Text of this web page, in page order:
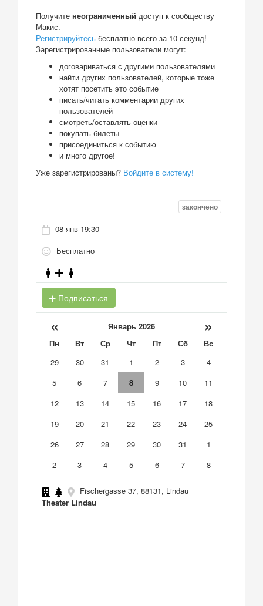
Получите неограниченный доступ к сообществу
Макис.
Регистрируйтесь бесплатно всего за 10 секунд!
Зарегистрированные пользователи могут:
договариваться с другими пользователями
найти других пользователей, которые тоже
хотят посетить это событие
писать/читать комментарии других
пользователей
смотреть/оставлять оценки
покупать билеты
присоединиться к событию
и много другое!
Уже зарегистрированы? Войдите в систему!
закончено
08 янв 19:30
Бесплатно
Подписаться
« Январь 2026 »
Пн Вт Ср Чт Пт Сб
Вс
29
30 31 1 2 3
4
5
6 7 8 9 10
11
12
13 14 15 16 17
18
19
20 21 22 23 24
25
26
27 28 29 30 31
1
2
3 4 5 6 7 8
Fischergasse 37, 88131, Lindau
Theater Lindau